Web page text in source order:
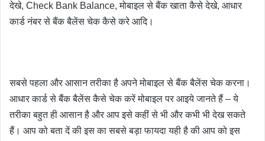
देखे, Check Bank Balance, मोबाइल से बैंक खाता कैसे देखे, आधार
कार्ड नंबर से बैंक बैलेंस चेक कैसे करे आदि।
सबसे पहला और आसान तरीका है अपने मोबाइल से बैंक बैलेंस चेक करना।
आधार कार्ड से बैंक बैलेंस कैसे चेक करें मोबाइल पर आइये जानते हैं – ये
तरीका बहुत ही आसान है और आप इसे कहीं से भी और कभी भी देख सकते
हैं। आप को बता दें की इस का सबसे बड़ा फायदा यही है की आप को इस